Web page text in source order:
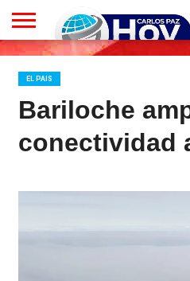
EN
CONTACTO
HOMEPAGE
EL PAIS
Bariloche
conectividad